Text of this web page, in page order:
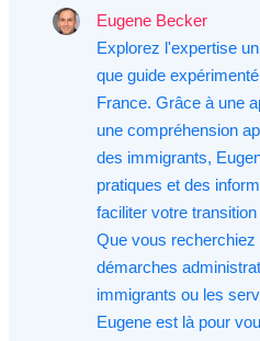
Eugene Becker
Explorez l'expertise
que guide
France. Grâce à une
une compréhension
des immigrants,
pratiques et des
faciliter votre
Que vous
démarches
immigrants ou les
Eugene est là pour